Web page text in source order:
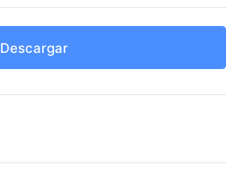
Descargar